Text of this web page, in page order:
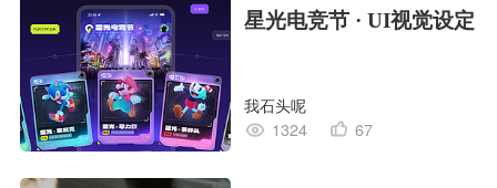
星光电竞节 · UI视觉设定
我石头呢
1324
67